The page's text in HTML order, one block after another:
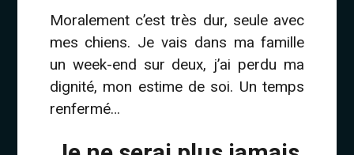
Moralement c’est très dur, seule avec
mes chiens. Je vais dans ma famille
un week-end sur deux, j’ai perdu ma
dignité, mon estime de soi. Un temps
renfermé…